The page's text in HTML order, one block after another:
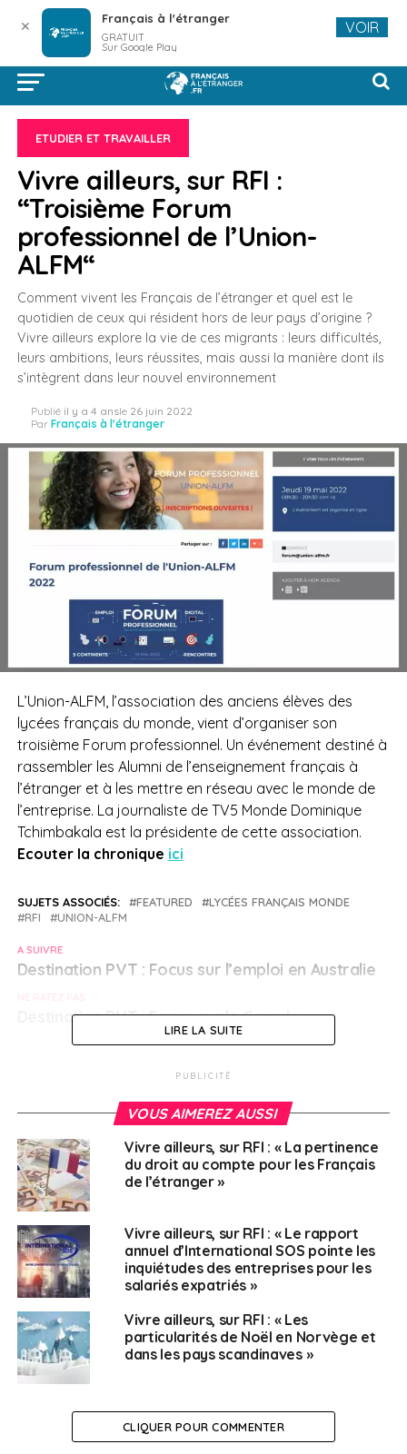
ETUDIER ET TRAVAILLER
Vivre ailleurs, sur RFI :
“Troisième Forum
professionnel de l’Union-
ALFM“
Comment vivent les Français de l’étranger et quel est le
quotidien de ceux qui résident hors de leur pays d’origine ?
Vivre ailleurs explore la vie de ces migrants : leurs difficultés,
leurs ambitions, leurs réussites, mais aussi la manière dont ils
s’intègrent dans leur nouvel environnement
Publié il y a 4 ansle 26 juin 2022
Par Français à l'étranger
L’Union-ALFM, l’association des anciens élèves des
lycées français du monde, vient d’organiser son
troisième Forum professionnel. Un événement destiné à
rassembler les Alumni de l’enseignement français à
l’étranger et à les mettre en réseau avec le monde de
l’entreprise. La journaliste de TV5 Monde Dominique
Tchimbakala est la présidente de cette association.
Ecouter la chronique ici
SUJETS ASSOCIÉS: FEATURED
LYCÉES FRANÇAIS MONDE
RFI
UNION-ALFM
A SUIVRE
Destination PVT : Focus sur l’emploi en Australie
Destination PVT : Focus sur le Canada
Français à l'étranger
LIRE LA SUITE
PUBLICITÉ
VOUS AIMEREZ AUSSI
Vivre ailleurs, sur RFI : « La pertinence
du droit au compte pour les Français
de l’étranger »
Vivre ailleurs, sur RFI : « Le rapport
annuel d’International SOS pointe les
inquiétudes des entreprises pour les
salariés expatriés »
Vivre ailleurs, sur RFI : « Les
particularités de Noël en Norvège et
dans les pays scandinaves »
CLIQUER POUR COMMENTER
✕ Français à l'étranger
GRATUIT
Sur Google Play
VOIR